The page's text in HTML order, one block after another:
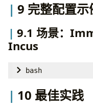
9 完整配置示
9.1 场景：
Incus
bash
10 最佳实践